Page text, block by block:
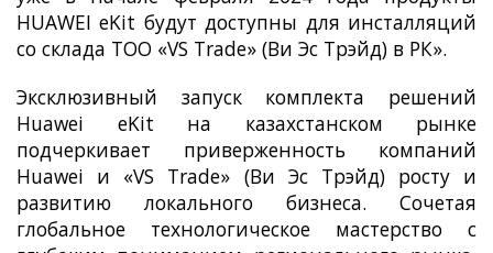
HUAWEI eKit будут доступны для инсталляций
со склада ТОО «VS Trade» (Ви Эс Трэйд) в РК».
Эксклюзивный запуск комплекта решений
Huawei eKit на казахстанском рынке
подчеркивает приверженность компаний
Huawei и «VS Trade» (Ви Эс Трэйд) росту и
развитию локального бизнеса. Сочетая
глобальное технологическое мастерство с